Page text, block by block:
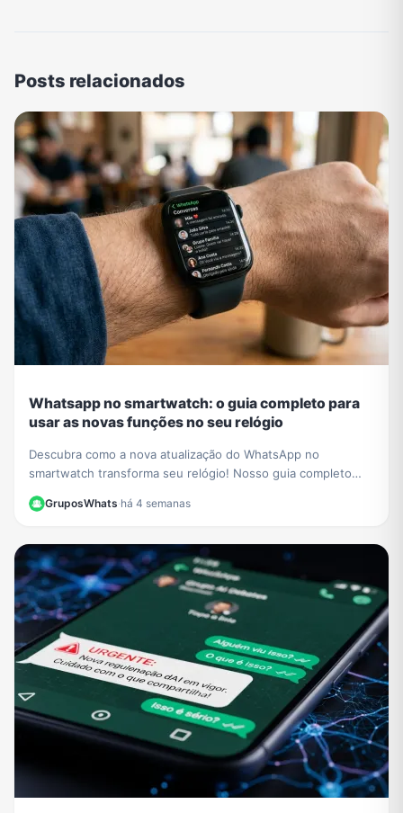
Posts relacionados
Whatsapp no smartwatch: o guia completo para
usar as novas funções no seu relógio
Descubra como a nova atualização do WhatsApp no
smartwatch transforma seu relógio! Nosso guia completo
mostra como iniciar conversas e gerenciar chats.
GruposWhats·há 4 semanas